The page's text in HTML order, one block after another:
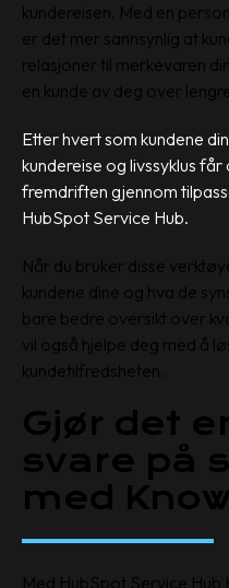
kundereisen. Med en
er det mer sannsynlig at
relasjoner til merkevaren
en kunde av deg over
Etter hvert som kundene
kundereise og livssyklus får
fremdriften gjennom
HubSpot Service Hub.
Når du bruker disse
kundene dine og hva de
bare bedre oversikt over
vil også hjelpe deg med å
kundetilfredsheten.
Gjør det
svare på
med
Med HubSpot Service